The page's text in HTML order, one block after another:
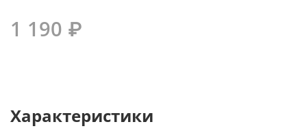
1 190 ₽
Характеристики